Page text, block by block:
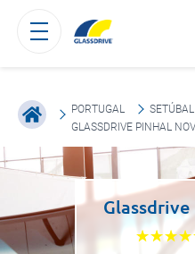
PORTUGAL SETÚBAL
GLASSDRIVE PINHAL